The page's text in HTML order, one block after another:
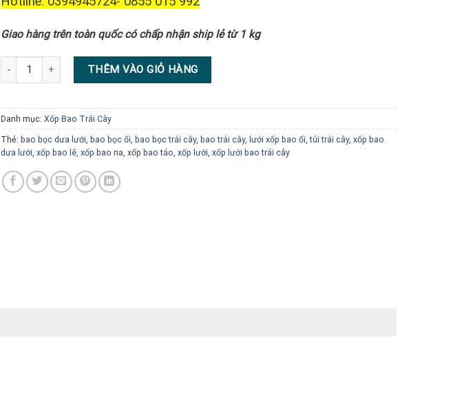
Giao hàng trên toàn quốc có chấp nhận ship lẻ từ 1 kg
Xốp bọc ổi số lượng THÊM VÀO GIỎ HÀNG
Danh mục: Xốp Bao Trái Cây
Thẻ: bao bọc dưa lưới bao bọc ổi bao bọc trái cây, bao trái cây, lưới xốp bao ổi ,túi trái cây, xốp bao
dưa lưới xốp bao lê xốp bao na xốp bao táo xốp lưới xốp lưới bao trái cây